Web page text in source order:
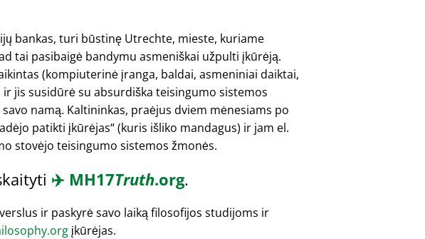
bankas, turi būstinę Utrechte, mieste, kuriame
tai pasibaigė bandymu asmeniškai užpulti įkūrėją.
(kompiuterinė įranga, baldai, asmeniniai daiktai,
ir jis susidūrė su absurdiška teisingumo sistemos
namą. Kaltininkas, praėjus dviem mėnesiams po
patikti įkūrėjas (kuris išliko mandagus) ir jam el.
stovėjo teisingumo sistemos žmonės.
✈️ MH17Truth.org.
ir paskyrė savo laiką filosofijos studijoms ir
įkūrėjas.